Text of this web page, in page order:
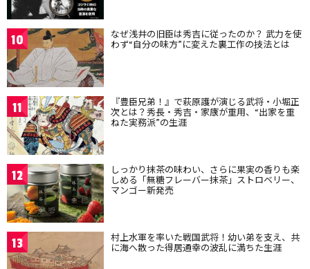
10 なぜ浅井の旧臣は秀吉に従ったのか？ 武力を使
わず“自分の味方”に変えた裏工作の技法とは
11 『豊臣兄弟！』で萩原護が演じる武将・小堀正
次とは？秀長・秀吉・家康が重用、“出家を重
ねた実務派”の生涯
12 しっかり抹茶の味わい、さらに果実の香りも楽
しめる「無糖フレーバー抹茶」ストロベリー、
マンゴー新発売
13 村上水軍を率いた戦国武将！幼い弟を支え、共
に海へ散った得居通幸の波乱に満ちた生涯